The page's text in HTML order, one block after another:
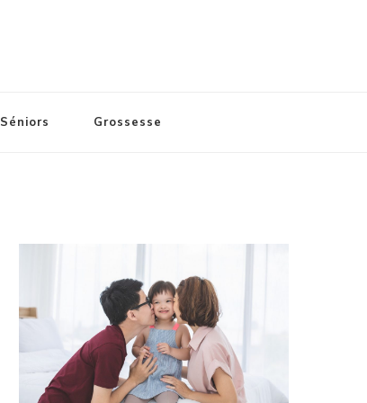
Séniors Grossesse